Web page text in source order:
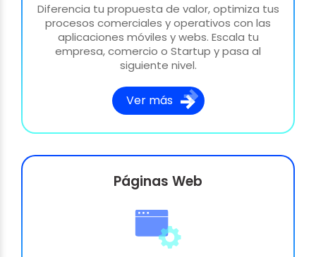
Diferencia tu propuesta de valor, optimiza tus
procesos comerciales y operativos con las
aplicaciones móviles y webs. Escala tu
empresa, comercio o Startup y pasa al
siguiente nivel.
Ver más
Páginas Web